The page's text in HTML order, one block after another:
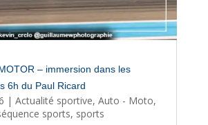
– immersion dans les
6h du Paul Ricard
| Actualité sportive, Auto - Moto,
sports, sports